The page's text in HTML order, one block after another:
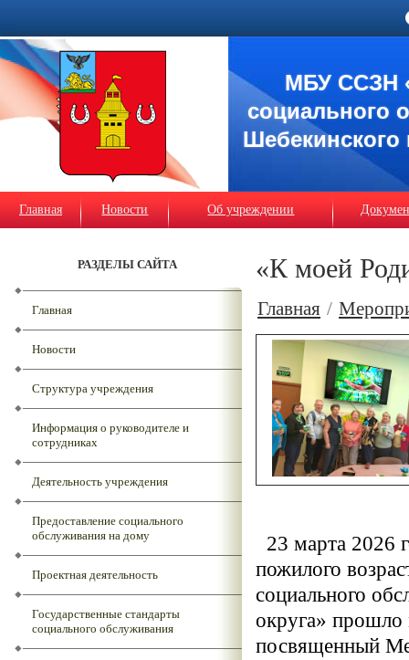
МБУ ССЗН
социального
Шебекинского
Главная Новости Об учреждении
РАЗДЕЛЫ САЙТА
Главная
Новости
Структура учреждения
Информация о руководителе и
сотрудниках
Деятельность учреждения
Предоставление социального
обслуживания на дому
Проектная деятельность
Государственные стандарты
социального обслуживания
«К моей
Главная /
23 марта 2026
пожилого
социального
округа»
посвященный